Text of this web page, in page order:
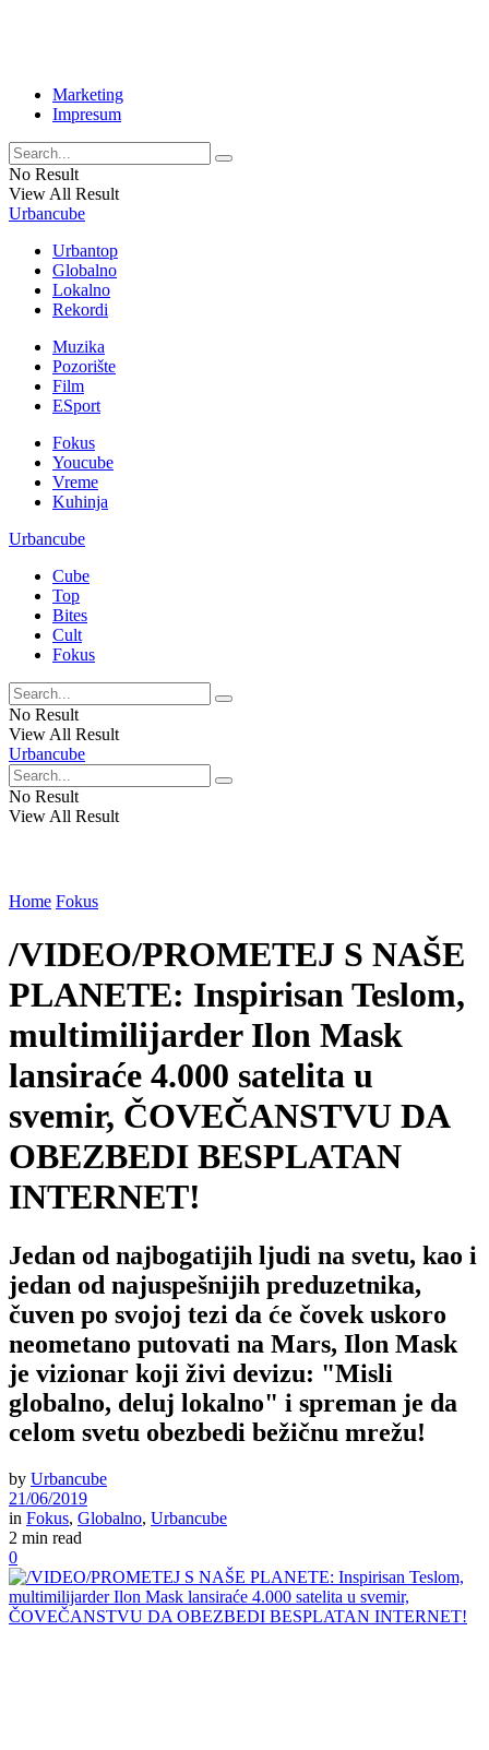
Marketing
Impresum
No Result
View All Result
Urbancube
Urbantop
Globalno
Lokalno
Rekordi
Muzika
Pozorište
Film
ESport
Fokus
Youcube
Vreme
Kuhinja
Urbancube
Cube
Top
Bites
Cult
Fokus
No Result
View All Result
Urbancube
No Result
View All Result
Home Fokus
/VIDEO/PROMETEJ S NAŠE
PLANETE: Inspirisan Teslom,
multimilijarder Ilon Mask
lansiraće 4.000 satelita u
svemir, ČOVEČANSTVU DA
OBEZBEDI BESPLATAN
INTERNET!
Jedan od najbogatijih ljudi na svetu, kao i
jedan od najuspešnijih preduzetnika,
čuven po svojoj tezi da će čovek uskoro
neometano putovati na Mars, Ilon Mask
je vizionar koji živi devizu: "Misli
globalno, deluj lokalno" i spreman je da
celom svetu obezbedi bežičnu mrežu!
by Urbancube
21/06/2019
in Fokus, Globalno, Urbancube
2 min read
0